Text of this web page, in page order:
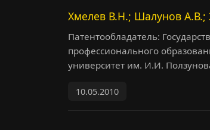
Хмелев В.Н.; Шалунов А.В.;
Патентообладатель:
профессионального
университет им. И.И.
10.05.2010